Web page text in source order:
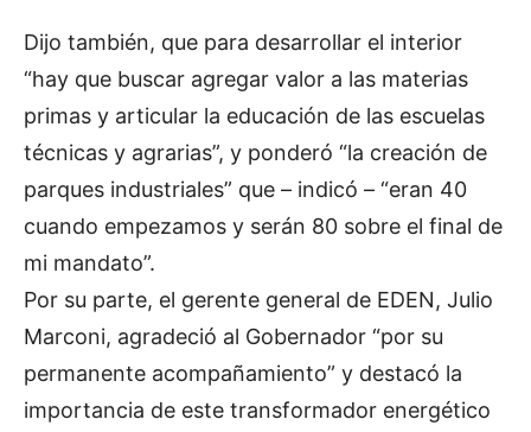
Dijo también, que para desarrollar el interior
“hay que buscar agregar valor a las materias
primas y articular la educación de las escuelas
técnicas y agrarias”, y ponderó “la creación de
parques industriales” que – indicó – “eran 40
cuando empezamos y serán 80 sobre el final de
mi mandato”.
Por su parte, el gerente general de EDEN, Julio
Marconi, agradeció al Gobernador “por su
permanente acompañamiento” y destacó la
importancia de este transformador energético